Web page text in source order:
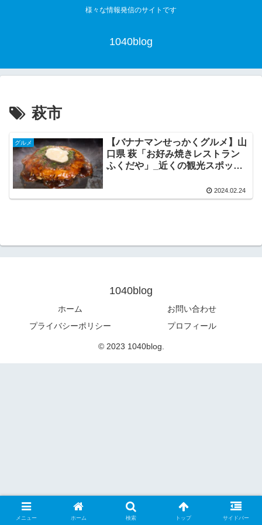
様々な情報発信のサイトです
1040blog
萩市
グルメ
【バナナマンせっかくグルメ】山
口県 萩「お好み焼きレストラン
ふくだや」_近くの観光スポット
2024.02.24
1040blog
ホーム
お問い合わせ
プライバシーポリシー
プロフィール
© 2023 1040blog.
メニュー ホーム 検索 トップ サイドバー